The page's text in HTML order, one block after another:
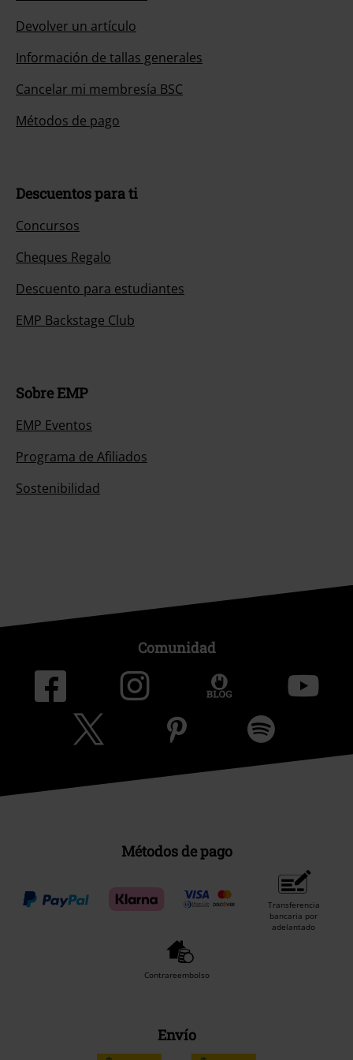
Devolver un artículo
Información de tallas generales
Cancelar mi membresía BSC
Métodos de pago
Descuentos para ti
Concursos
Cheques Regalo
Descuento para estudiantes
EMP Backstage Club
Sobre EMP
EMP Eventos
Programa de Afiliados
Sostenibilidad
Comunidad
Métodos de pago
Transferencia
bancaria por
adelantado
Contrareembolso
Envío